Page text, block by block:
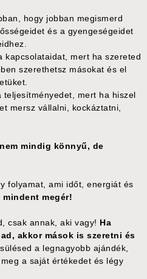
hogy jobban megismerd
és a gyengeségeidet
kapcsolataidat, mert ha szereted
szerethetsz másokat és el
teljesítményedet, mert ha hiszel
mersz vállalni, kockáztatni,
mindig könnyű, de
folyamat, ami időt, energiát és
mindent megér!
csak annak, aki vagy! Ha
akkor mások is szeretni és
a legnagyobb ajándék,
a saját értékedet és légy